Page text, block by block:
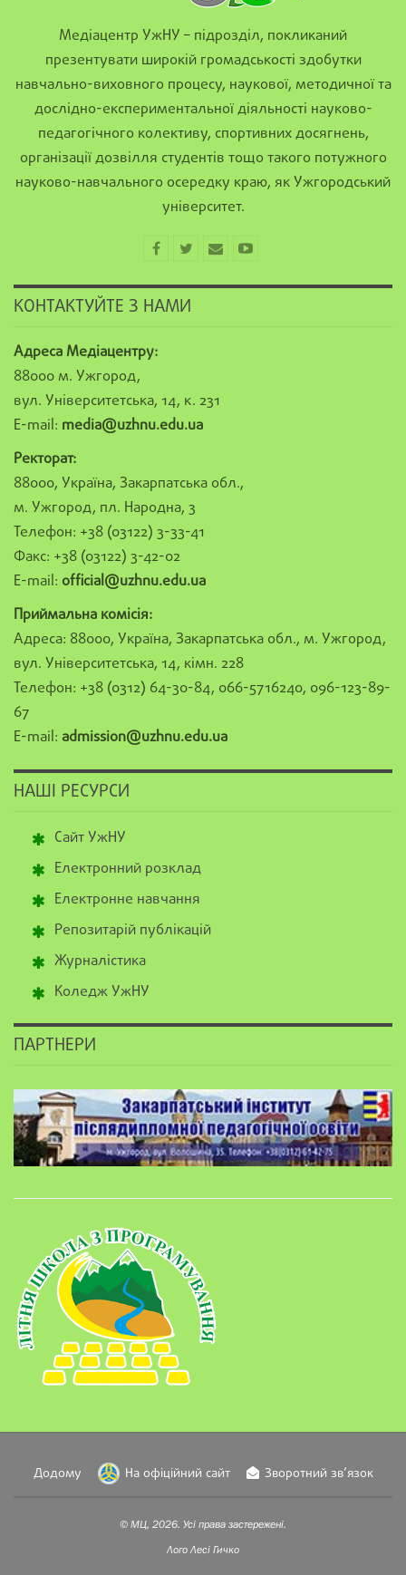
Медіацентр УжНУ – підрозділ, покликаний
презентувати широкій громадськості здобутки
навчально-виховного процесу, наукової, методичної та
дослідно-експериментальної діяльності науково-
педагогічного колективу, спортивних досягнень,
організації дозвілля студентів тощо такого потужного
науково-навчального осередку краю, як Ужгородський
університет.
КОНТАКТУЙТЕ З НАМИ
Адреса Медіацентру:
88000 м. Ужгород,
вул. Університетська, 14, к. 231
E-mail: media@uzhnu.edu.ua
Ректорат:
88000, Україна, Закарпатська обл.,
м. Ужгород, пл. Народна, 3
Телефон: +38 (03122) 3-33-41
Факс: +38 (03122) 3-42-02
E-mail: official@uzhnu.edu.ua
Приймальна комісія:
Адреса: 88000, Україна, Закарпатська обл., м. Ужгород,
вул. Університетська, 14, кімн. 228
Телефон: +38 (0312) 64-30-84, 066-5716240, 096-123-89-
67
E-mail: admission@uzhnu.edu.ua
НАШІ РЕСУРСИ
Сайт УжНУ
Електронний розклад
Електронне навчання
Репозитарій публікацій
Журналістика
Коледж УжНУ
ПАРТНЕРИ
Додому На офіційний сайт Зворотний зв’язок
© МЦ, 2026. Усі права застережені.
Лого Лесі Гичко